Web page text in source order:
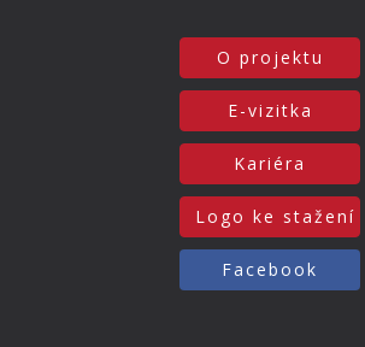
O projektu
E-vizitka
Kariéra
Logo ke stažení
Facebook